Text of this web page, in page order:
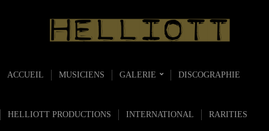
ACCUEIL MUSICIENS GALERIE DISCOGRAPHIE
HELLIOTT PRODUCTIONS INTERNATIONAL RARITIES